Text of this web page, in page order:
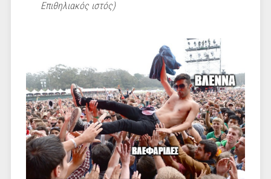
Επιθηλιακός ιστός)